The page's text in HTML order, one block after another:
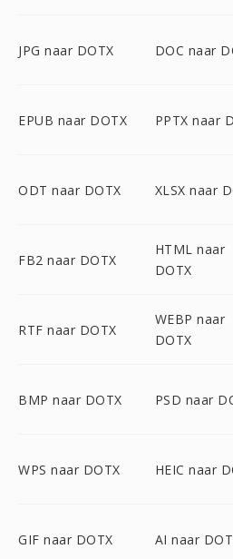
JPG naar DOTX DOC naar
EPUB naar DOTX PPTX naar
ODT naar DOTX XLSX naar
FB2 naar DOTX
HTML naar
DOTX
RTF naar DOTX
WEBP naar
DOTX
BMP naar DOTX PSD naar
WPS naar DOTX HEIC naar
GIF naar DOTX AI naar